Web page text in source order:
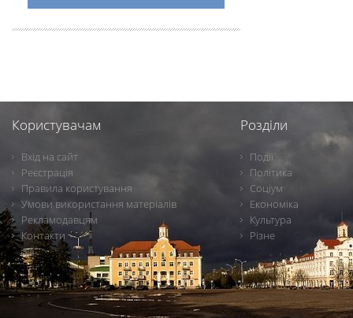
Користувачам
Вхід на сайт
Реєстрація
Правила користування
Умови використання матеріалів
Рекламодавцям
Контакти
Розділи
Події
Політика
Соціум
Економіка
Культура
Різне